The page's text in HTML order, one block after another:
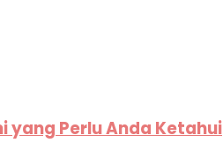
yang Perlu Anda Ketahui